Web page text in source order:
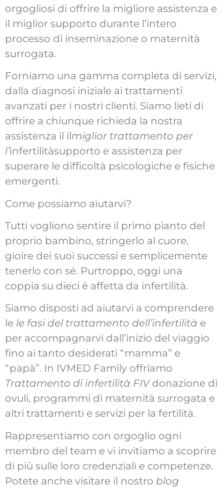
orgogliosi di offrire la migliore assistenza e
il miglior supporto durante l’intero
processo di inseminazione o maternità
surrogata.
Forniamo una gamma completa di servizi,
dalla diagnosi iniziale ai trattamenti
avanzati per i nostri clienti. Siamo lieti di
offrire a chiunque richieda la nostra
assistenza il ilmiglior trattamento per
l’infertilitàsupporto e assistenza per
superare le difficoltà psicologiche e fisiche
emergenti.
Come possiamo aiutarvi?
Tutti vogliono sentire il primo pianto del
proprio bambino, stringerlo al cuore,
gioire dei suoi successi e semplicemente
tenerlo con sé. Purtroppo, oggi una
coppia su dieci è affetta da infertilità.
Siamo disposti ad aiutarvi a comprendere
le le fasi del trattamento dell’infertilità e
per accompagnarvi dall’inizio del viaggio
fino ai tanto desiderati “mamma” e
“papà”. In IVMED Family offriamo
Trattamento di infertilità FIV donazione di
ovuli, programmi di maternità surrogata e
altri trattamenti e servizi per la fertilità.
Rappresentiamo con orgoglio ogni
membro del team e vi invitiamo a scoprire
di più sulle loro credenziali e competenze.
Potete anche visitare il nostro blog